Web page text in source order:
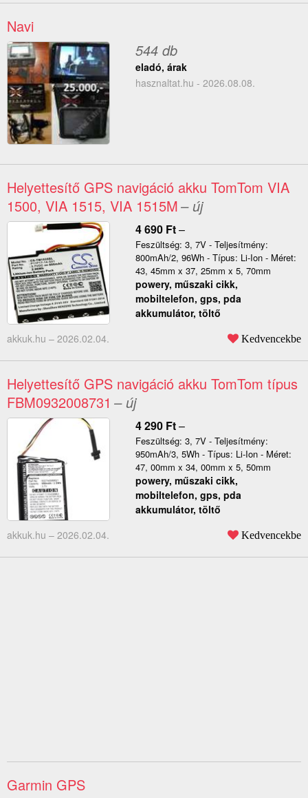
Navi
544 db
eladó, árak
hasznaltat.hu - 2026.08.08.
Helyettesítő GPS navigáció akku TomTom VIA
1500, VIA 1515, VIA 1515M– új
4 690 Ft–
Feszültség: 3, 7V - Teljesítmény:
800mAh/2, 96Wh - Típus: Li-Ion - Méret:
43, 45mm x 37, 25mm x 5, 70mm
powery, műszaki cikk,
mobiltelefon, gps, pda
akkumulátor, töltő
akkuk.hu – 2026.02.04. Kedvencekbe
Helyettesítő GPS navigáció akku TomTom típus
FBM0932008731 – új
4 290 Ft–
Feszültség: 3, 7V - Teljesítmény:
950mAh/3, 5Wh - Típus: Li-Ion - Méret:
47, 00mm x 34, 00mm x 5, 50mm
powery, műszaki cikk,
mobiltelefon, gps, pda
akkumulátor, töltő
akkuk.hu – 2026.02.04. Kedvencekbe
Garmin GPS